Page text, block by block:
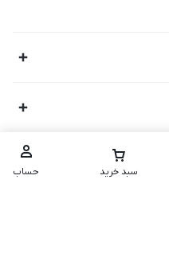
سبد خرید حساب